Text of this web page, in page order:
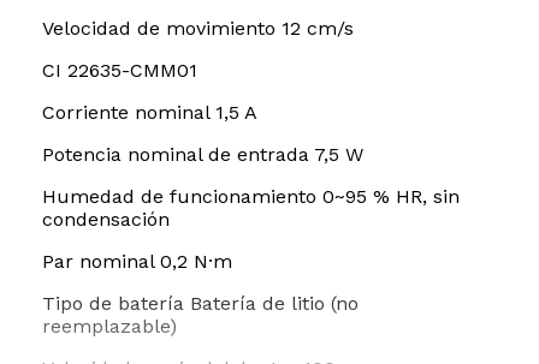
Velocidad de movimiento 12 cm/s
CI 22635-CMM01
Corriente nominal 1,5 A
Potencia nominal de entrada 7,5 W
Humedad de funcionamiento 0~95 % HR, sin
condensación
Par nominal 0,2 N·m
Tipo de batería Batería de litio (no
reemplazable)